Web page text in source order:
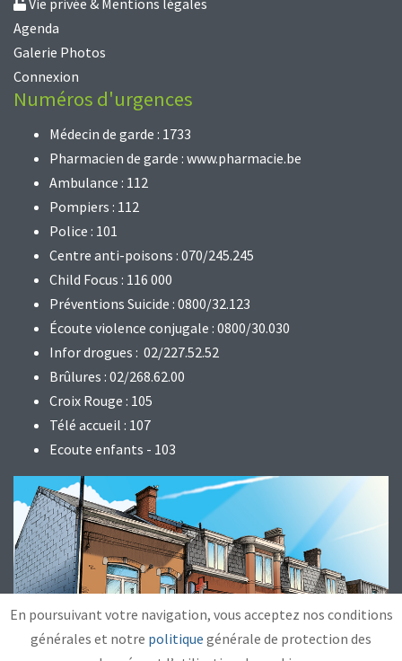
Agenda
Galerie Photos
Connexion
Numéros d'urgences
Médecin de garde : 1733
Pharmacien de garde : www.pharmacie.be
Ambulance : 112
Pompiers : 112
Police : 101
Centre anti-poisons : 070/245.245
Child Focus : 116 000
Préventions Suicide : 0800/32.123
Écoute violence conjugale : 0800/30.030
Infor drogues : 02/227.52.52
Brûlures : 02/268.62.00
Croix Rouge : 105
Télé accueil : 107
Ecoute enfants - 103
En poursuivant votre navigation, vous acceptez nos conditions
générales et notre politique générale de protection des